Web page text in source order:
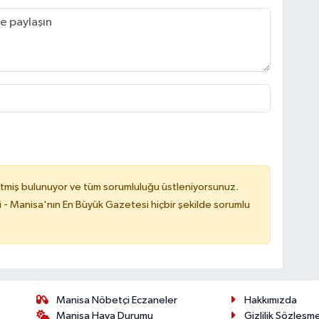
bulunuyor ve tüm sorumluluğu üstleniyorsunuz.
Manisa'nın En Büyük Gazetesi hiçbir şekilde sorumlu
Manisa Nöbetçi Eczaneler
Manisa Hava Durumu
Hakkımızda
Gizlilik